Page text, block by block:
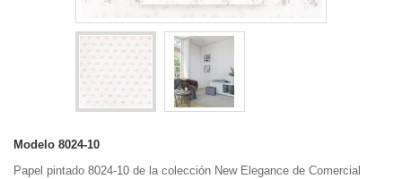
Modelo 8024-10
Papel pintado 8024-10 de la colección New Elegance de Comercial